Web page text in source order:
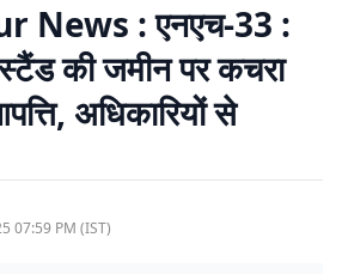
News : एनएच-33 :
की जमीन पर कचरा
अधिकारियों से
07:59 PM (IST)